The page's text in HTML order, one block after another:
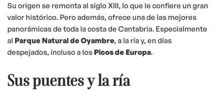
Su origen se remonta al siglo XIII, lo que le confiere un gran
valor histórico. Pero además, ofrece una de las mejores
panorámicas de toda la costa de Cantabria. Especialmente
al Parque Natural de Oyambre, a la ría y, en días
despejados, incluso a los Picos de Europa.
Sus puentes y la ría